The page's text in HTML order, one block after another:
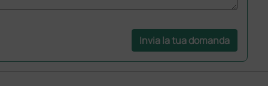
Invia la tua domanda